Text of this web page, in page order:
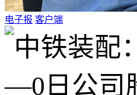
电子报 客户端